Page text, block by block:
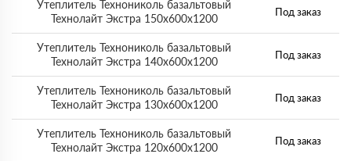
Утеплитель Технониколь базальтовый
Технолайт Экстра 150х600х1200
Под заказ
Утеплитель Технониколь базальтовый
Технолайт Экстра 140х600х1200
Под заказ
Утеплитель Технониколь базальтовый
Технолайт Экстра 130х600х1200
Под заказ
Утеплитель Технониколь базальтовый
Технолайт Экстра 120х600х1200
Под заказ